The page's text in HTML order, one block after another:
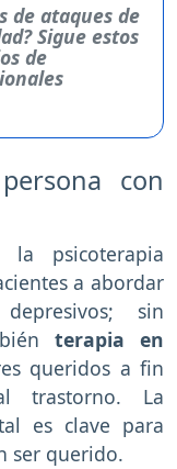
de ataques de
Sigue estos
de
con
la psicoterapia
a abordar
sin
terapia en
queridos a fin
trastorno. La
es clave para
ser querido.